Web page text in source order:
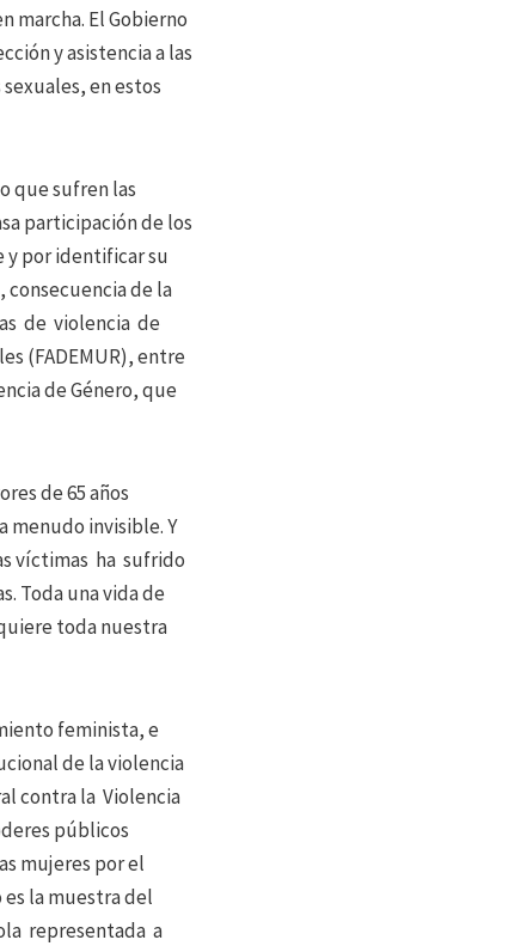
marcha. El Gobierno
y asistencia a las
en estos
que sufren las
participación de los
y por identificar su
de la
de violencia de
(FADEMUR), entre
de Género, que
de 65 años
menudo invisible. Y
víctimas ha sufrido
Toda una vida de
toda nuestra
feminista, e
de la violencia
contra la Violencia
públicos
mujeres por el
es la muestra del
representada a